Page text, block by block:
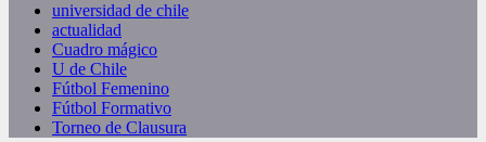
universidad de chile
actualidad
Cuadro mágico
U de Chile
Fútbol Femenino
Fútbol Formativo
Torneo de Clausura